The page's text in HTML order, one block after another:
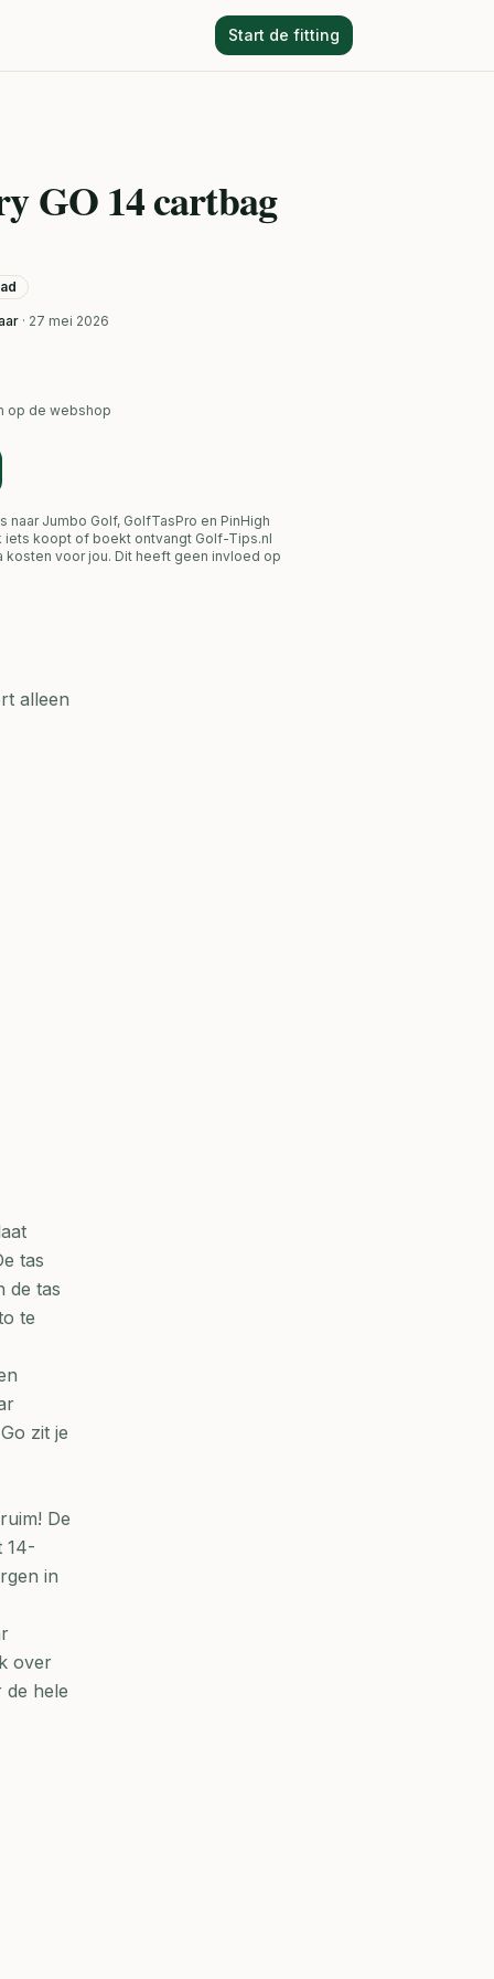
Start de fitting
GO 14 cartbag
· 27 mei 2026
op de webshop
naar Jumbo Golf, GolfTasPro en PinHigh
iets koopt of boekt ontvangt Golf-Tips.nl
voor jou. Dit heeft geen invloed op
alleen
tas
de tas
te
zit je
De
14-
in
over
de hele